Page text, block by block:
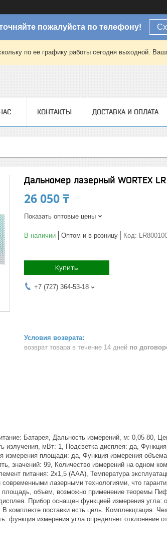
пожалуйста по телефону!
по ее графику работы сегодня выходной.
КОНТАКТЫ ДОСТАВКА И ОПЛАТА
Дальномер лазерный WORTEX
26 050 ₸
Показать оптовые цены
В наличии Оптом и в розницу Код:
Купить
+7 (727) 364-53-18
возврат товара в течение 14 дней по
Батарея, Дальность измерений, м: 0,05 80,
излучения, мВт: 1, Подсветка дисплея: да,
измерения площади: да, Функция измерения
значений: 99, Количество измерений на одном
питания: 2x1,5 (ААА), Температура
лазерными технологиями, что
площадь, объем, возможно применение теоремы
Прибор оснащен функцией измерения угла:
комплекте поставки есть цель. Комплекцтация:
функция измерения угла определяет отклонение